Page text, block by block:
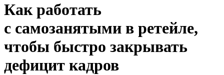
Как работать
с самозанятыми в ретейле,
чтобы быстро закрывать
дефицит кадров